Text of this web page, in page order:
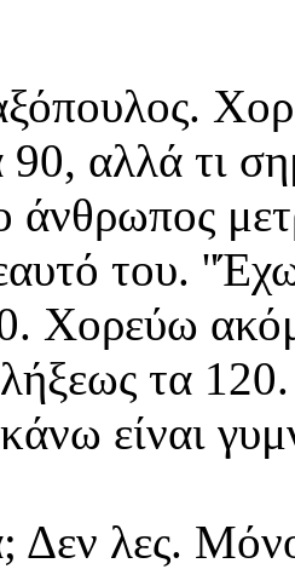
αλλά τι
άνθρωπος
του. ''
Χορεύω
τα
είναι
Δεν λες.